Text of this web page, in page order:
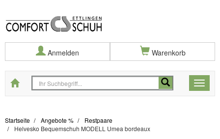
Anmelden Warenkorb
Toggle
Startseite
Startseite Angebote %
Restpaare
Helvesko Bequemschuh MODELL Umea bordeaux